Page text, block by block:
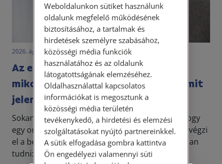
2026. április 14. • dr. Novák Katalin Orsolya
Az ellátás megtagadásának joga –
mikor mondhat nemet az orvos, és mit
jelent ez számodra?
Sokan meglepődnek, amikor azt tapasztalják, hogy
egy orvos nem vállalja az ellátásukat, vagy nem végzi
el a beteg által kért beavatkozást. Fontos azonban
tudni: ez nem feltétlenül jogsértés. A jogs...
Weboldalunkon sütiket használunk
oldalunk megfelelő működésének
biztosításához, a tartalmak és
hirdetések személyre szabásához,
közösségi média funkciók
használatához és az oldalunk
látogatottságának elemzéséhez.
Oldalhasználattal kapcsolatos
információkat is megosztunk a
közösségi média területén
tevékenykedő, a hirdetési és elemzési
szolgáltatásokat nyújtó partnereinkkel.
A sütik elfogadása gombra kattintva
Ön engedélyezi valamennyi süti